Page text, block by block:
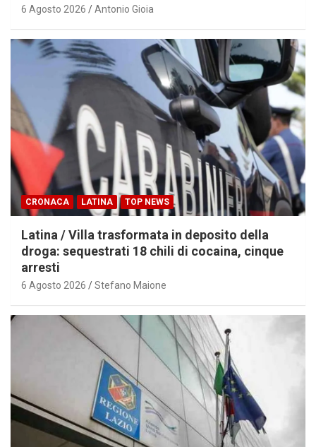
6 Agosto 2026 Antonio Gioia
CRONACA LATINA TOP NEWS
Latina / Villa trasformata in deposito della
droga: sequestrati 18 chili di cocaina, cinque
arresti
6 Agosto 2026 Stefano Maione